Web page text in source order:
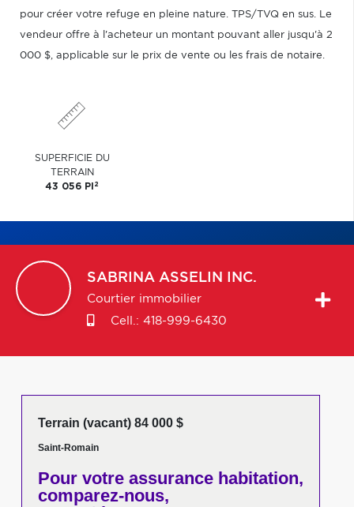
pour créer votre refuge en pleine nature. TPS/TVQ en sus. Le
vendeur offre à l'acheteur un montant pouvant aller jusqu'à 2
000 $, applicable sur le prix de vente ou les frais de notaire.
SUPERFICIE DU
TERRAIN
43 056 PI 2
SABRINA ASSELIN INC.
Courtier immobilier
Cell.: 418-999-6430
Terrain (vacant) 84 000 $
Saint-Romain
Pour votreassurance habitation,
comparez-nous,